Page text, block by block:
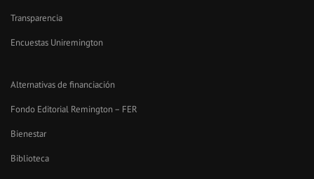
Transparencia
Encuestas Uniremington
Alternativas de financiación
Fondo Editorial Remington – FER
Bienestar
Biblioteca